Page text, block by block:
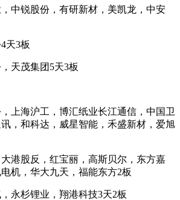
中锐股份，有研新材，美凯龙，中安
天3板
天茂集团5天3板
上海沪工，博汇纸业长江通信，中国卫
，和科达，威星智能，禾盛新材，爱旭
港股反，红宝丽，高斯贝尔，东方嘉
机，华大九天，福能东方2板
永杉锂业，翔港科技3天2板